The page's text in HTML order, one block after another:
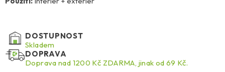
DOSTUPNOST
Skladem
DOPRAVA
Doprava nad 1200 Kč ZDARMA, jinak od 69 Kč.